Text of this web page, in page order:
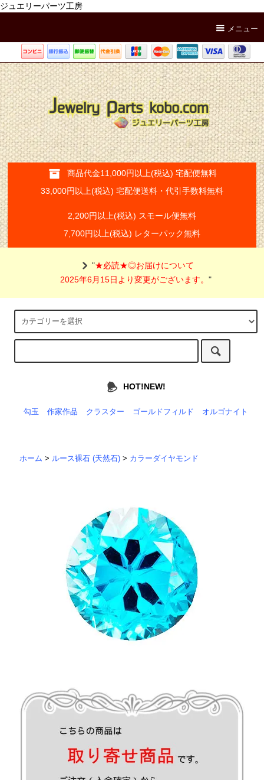
ジュエリーパーツ工房
メニュー
商品代金11,000円以上(税込) 宅配便無料
33,000円以上(税込) 宅配便送料・代引手数料無料
2,200円以上(税込) スモール便無料
7,700円以上(税込) レターパック無料
"★必読★◎お届けについて
2025年6月15日より変更がございます。"
HOT!NEW!
勾玉 作家作品 クラスター ゴールドフィルド オルゴナイト
ホーム > ルース裸石 (天然石) > カラーダイヤモンド